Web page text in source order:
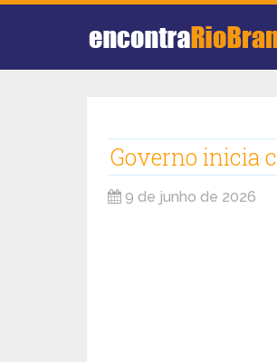
Governo inicia
9 de junho de 2026